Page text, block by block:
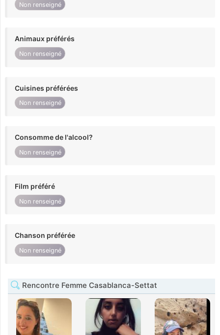
Non renseigné
Animaux préférés
Non renseigné
Cuisines préférées
Non renseigné
Consomme de l'alcool?
Non renseigné
Film préféré
Non renseigné
Chanson préférée
Non renseigné
Rencontre Femme Casablanca-Settat